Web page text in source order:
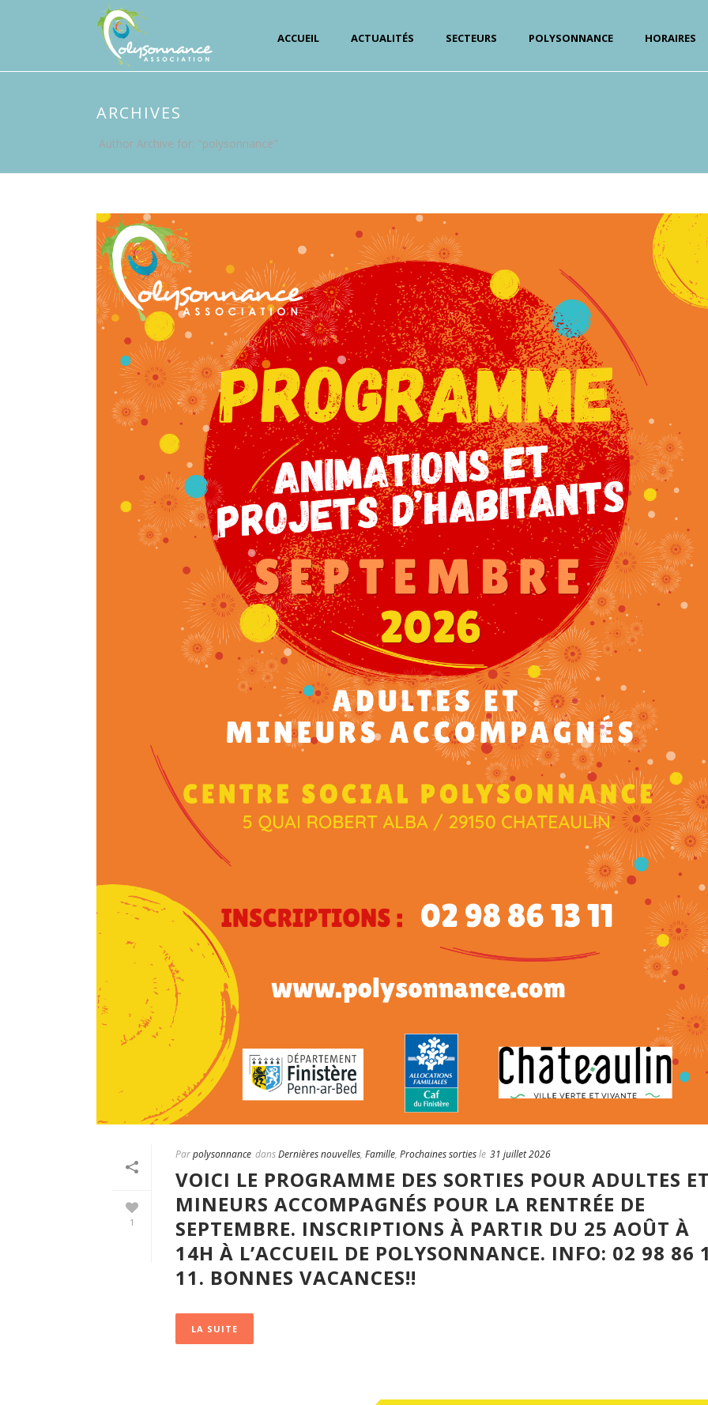
ACCUEIL ACTUALITÉS SECTEURS POLYSONNANCE HORAIRES
ARCHIVES
Author Archive for: "polysonnance"
1
Parpolysonnance dansDernières nouvelles, Famille, Prochaines sortiesle 31 juillet 2026
VOICI LE PROGRAMME DES SORTIES POUR ADULTES
MINEURS ACCOMPAGNÉS POUR LA RENTRÉE DE
SEPTEMBRE. INSCRIPTIONS À PARTIR DU 25 AOÛT À
14H À L’ACCUEIL DE POLYSONNANCE. INFO: 02 98 86
11. BONNES VACANCES!!
LA SUITE